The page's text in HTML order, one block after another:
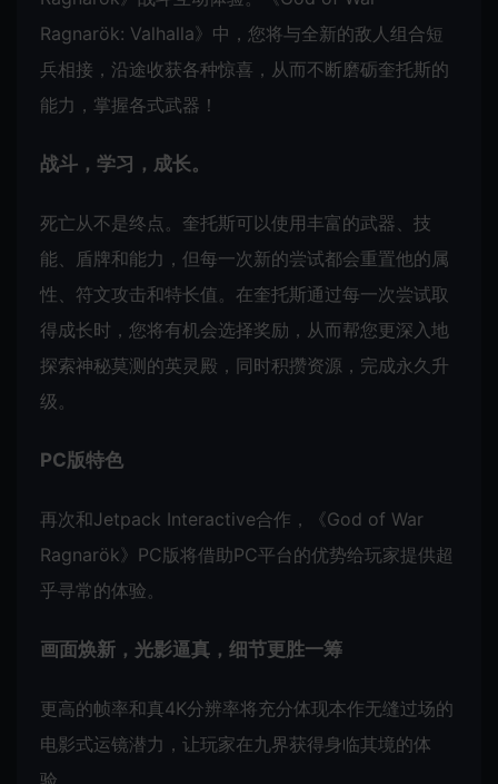
Ragnarök: Valhalla》中，您将与全新的敌人组合短
兵相接，沿途收获各种惊喜，从而不断磨砺奎托斯的
能力，掌握各式武器！
战斗，学习，成长。
死亡从不是终点。奎托斯可以使用丰富的武器、技
能、盾牌和能力，但每一次新的尝试都会重置他的属
性、符文攻击和特长值。在奎托斯通过每一次尝试取
得成长时，您将有机会选择奖励，从而帮您更深入地
探索神秘莫测的英灵殿，同时积攒资源，完成永久升
级。
PC版特色
再次和Jetpack Interactive合作，《God of War
Ragnarök》PC版将借助PC平台的优势给玩家提供超
乎寻常的体验。
画面焕新，光影逼真，细节更胜一筹
更高的帧率和真4K分辨率将充分体现本作无缝过场的
电影式运镜潜力，让玩家在九界获得身临其境的体